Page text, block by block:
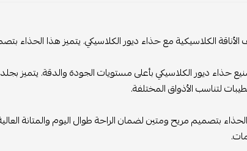
الكلاسيكية مع حذاء ديور الكلاسيكي. يتميز هذا الحذاء
حذاء ديور الكلاسيكي بأعلى مستويات الجودة والدقة. يتميز
لتناسب الأذواق المختلفة.
بتصميم مريح ومتين لضمان الراحة طوال اليوم والمتانة